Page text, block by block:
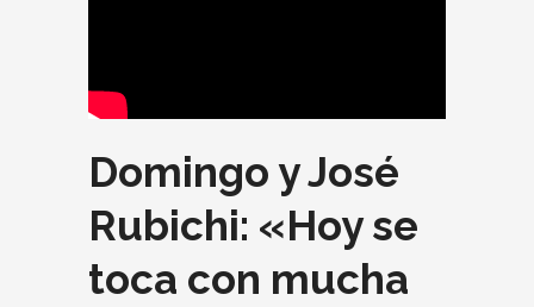
Domingo y José
Rubichi: «Hoy se
toca con mucha